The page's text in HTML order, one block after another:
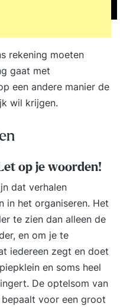
rekening moeten
gaat met
een andere manier de
wil krijgen.
op je woorden!
dat verhalen
in het organiseren. Het
te zien dan alleen de
en om je te
iedereen zegt en doet
en soms heel
De optelsom van
voor een groot